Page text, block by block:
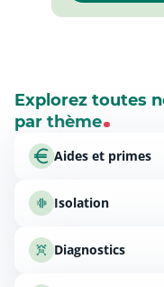
Explorez toutes
par thème
Aides et primes
Isolation
Diagnostics